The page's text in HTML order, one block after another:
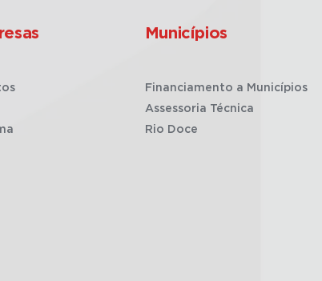
Municípios
Financiamento a Municípios
Assessoria Técnica
Rio Doce